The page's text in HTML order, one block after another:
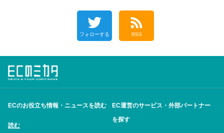
フォローする RSS
ECのお役立ち情報・ニュースを読む
読む
EC運営のサービス・外部パートナー
を探す